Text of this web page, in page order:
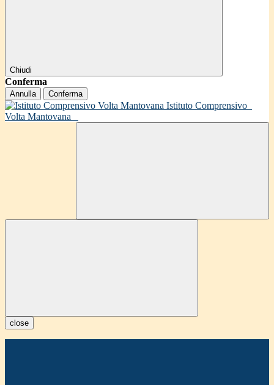
Chiudi
Conferma
Annulla Conferma
Istituto Comprensivo
Volta Mantovana
close